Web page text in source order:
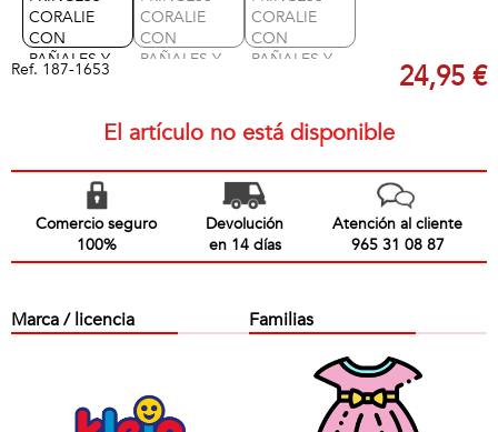
Ref. 187-1653 24,95 €
El artículo no está disponible
Comercio seguro
100%
Devolución
en 14 días
Atención al cliente
965 31 08 87
Marca / licencia Familias